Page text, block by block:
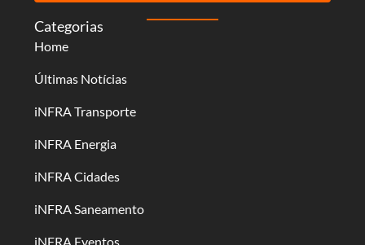
Categorias
Home
Últimas Notícias
iNFRA Transporte
iNFRA Energia
iNFRA Cidades
iNFRA Saneamento
iNFRA Eventos